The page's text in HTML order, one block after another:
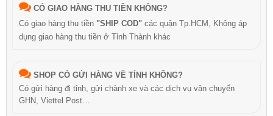
CÓ GIAO HÀNG THU TIỀN KHÔNG?
Có giao hàng thu tiền "SHIP COD" các quận Tp.HCM, Không áp
dụng giao hàng thu tiền ở Tỉnh Thành khác
SHOP CÓ GỬI HÀNG VỀ TỈNH KHÔNG?
Có gửi hàng đi tỉnh, gửi chành xe và các dịch vụ vận chuyển
GHN, Viettel Post…